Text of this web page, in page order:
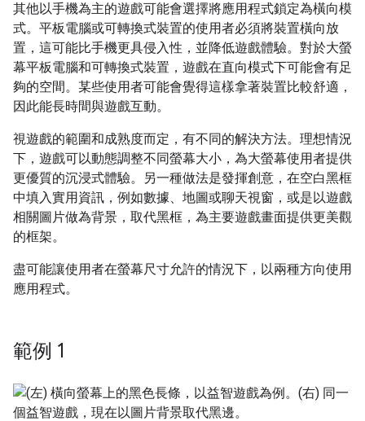
其他以手機為主的遊戲可能會選擇將應用程式鎖定為橫向模
式。平板電腦或可轉換式裝置的使用者必須將裝置橫向放
置，這可能比手機更具侵入性，並降低遊戲體驗。對於大螢
幕平板電腦和可轉換式裝置，遊戲在直向模式下可能會有足
夠的空間。某些使用者可能會覺得這樣拿著裝置比較舒適，
因此能長時間與遊戲互動。
視遊戲的範圍和成熟度而定，有不同的解決方法。理想情況
下，遊戲可以動態調整不同螢幕大小，為大螢幕使用者提供
更優質的沉浸式體驗。另一種做法是發揮創意，在空白黑框
中填入實用資訊，例如數據、地圖或聊天視窗，或是以遊戲
相關圖片做為背景，取代黑框，為主要遊戲畫面提供更美觀
的框架。
盡可能讓使用者在螢幕尺寸允許的情況下，以兩種方向使用
應用程式。
範例 1